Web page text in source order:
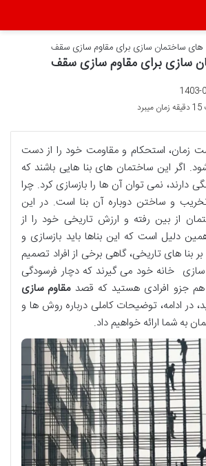
ساختمان سازی برای مقاوم سازی سقف
سازی برای مقاوم سازی سقف
زمان، استحکام و مقاومت خود را از دست
اگر این ساختمان های بنا هایی باشند که
دارند، نمی توان آن ها را بازسازی کرد. چرا
و ساختن دوباره آن بنا است. در این
از بین رفته و ارزش تاریخی خود را از
دلیل است که این بناها باید بازسازی و
بنا های تاریخی، گاهی برخی از افراد تصمیم
سازی خانه خود می گیرند که دچار فرسودگی
جزو افرادی هستید که قصدمقاوم سازی
در ادامه، توضیحات کاملی درباره روش ها و
به شما ارائه خواهیم داد.